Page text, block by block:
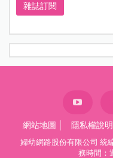
雜誌訂閱
網站地圖 隱私權說明
婦幼網路股份有限公司 統
務時間：